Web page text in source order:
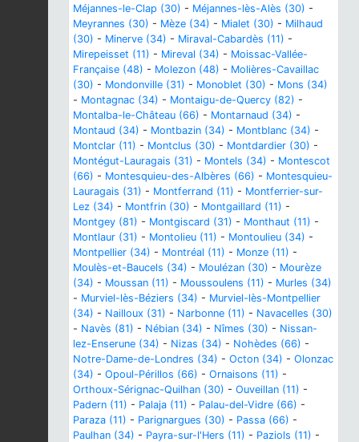
Méjannes-le-Clap (30) - Méjannes-lès-Alès (30) -
Meyrannes (30) - Mèze (34) - Mialet (30) - Milhaud
(30) - Minerve (34) - Miraval-Cabardès (11) -
Mirepeisset (11) - Mireval (34) - Moissac-Vallée-
Française (48) - Molezon (48) - Molières-Cavaillac
(30) - Mondonville (31) - Monoblet (30) - Mons (34)
- Montagnac (34) - Montaigu-de-Quercy (82) -
Montalba-le-Château (66) - Montarnaud (34) -
Montaud (34) - Montbazin (34) - Montblanc (34) -
Montclar (11) - Montclus (30) - Montdardier (30) -
Montégut-Lauragais (31) - Montels (34) - Montescot
(66) - Montesquieu-des-Albères (66) - Montesquieu-
Lauragais (31) - Montferrand (11) - Montferrier-sur-
Lez (34) - Montfrin (30) - Montgaillard (11) -
Montgey (81) - Montgiscard (31) - Monthaut (11) -
Montlaur (31) - Montolieu (11) - Montoulieu (34) -
Montpellier (34) - Montréal (11) - Monze (11) -
Moulès-et-Baucels (34) - Moulézan (30) - Mourèze
(34) - Moussan (11) - Moussoulens (11) - Murles (34)
- Murviel-lès-Béziers (34) - Murviel-lès-Montpellier
(34) - Nailloux (31) - Narbonne (11) - Navacelles (30)
- Navès (81) - Nébian (34) - Nîmes (30) - Nissan-
lez-Enserune (34) - Nizas (34) - Nohèdes (66) -
Notre-Dame-de-Londres (34) - Octon (34) - Olonzac
(34) - Opoul-Périllos (66) - Ornaisons (11) -
Orthoux-Sérignac-Quilhan (30) - Ouveillan (11) -
Padern (11) - Palaja (11) - Palau-del-Vidre (66) -
Paraza (11) - Parignargues (30) - Passa (66) -
Paulhan (34) - Payra-sur-l'Hers (11) - Paziols (11) -